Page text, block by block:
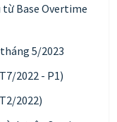
Base Overtime
5/2023
2022 - P1)
2022)